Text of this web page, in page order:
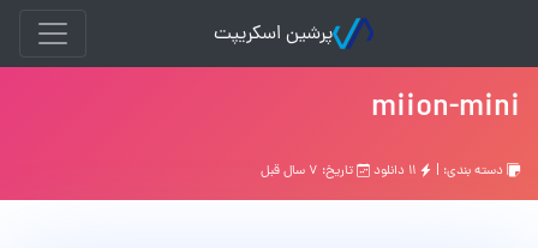
پرشین اسکریپت
miion-mini
دسته بندی: | تاریخ: ۷ سال قبل